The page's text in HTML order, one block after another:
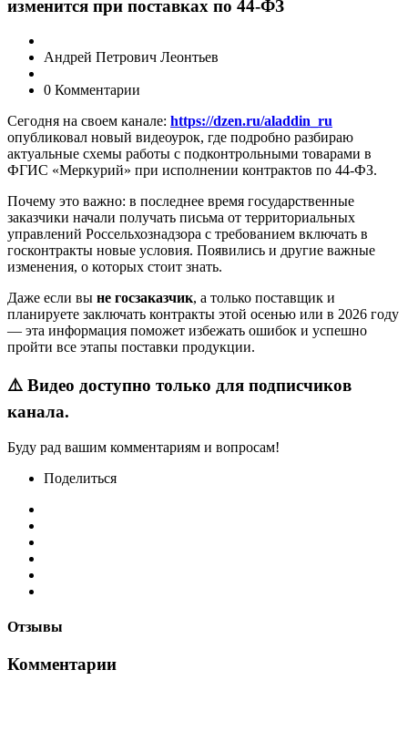
изменится при поставках по 44-ФЗ
Андрей Петрович Леонтьев
0 Комментарии
Сегодня на своем канале: https://dzen.ru/aladdin_ru
опубликовал новый видеоурок, где подробно разбираю
актуальные схемы работы с подконтрольными товарами в
ФГИС «Меркурий» при исполнении контрактов по 44-ФЗ.
Почему это важно: в последнее время государственные
заказчики начали получать письма от территориальных
управлений Россельхознадзора с требованием включать в
госконтракты новые условия. Появились и другие важные
изменения, о которых стоит знать.
Даже если вы не госзаказчик, а только поставщик и
планируете заключать контракты этой осенью или в 2026 году
— эта информация поможет избежать ошибок и успешно
пройти все этапы поставки продукции.
⚠️ Видео доступно только для подписчиков
канала.
Буду рад вашим комментариям и вопросам!
Поделиться
Отзывы
Комментарии